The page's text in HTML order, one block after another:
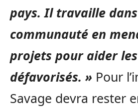
pays. Il travaille
communauté en
projets pour aider
défavorisés. » Pour
Savage devra rester